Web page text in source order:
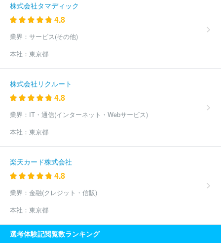
株式会社タマディック
4.8
業界： サービス(その他)
本社： 東京都
株式会社リクルート
4.8
業界： IT・通信(インターネット・Webサービス)
本社： 東京都
楽天カード株式会社
4.8
業界： 金融(クレジット・信販)
本社： 東京都
選考体験記閲覧数ランキング